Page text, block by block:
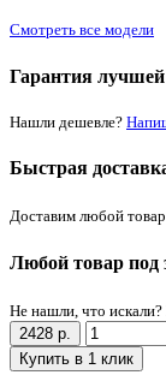
Смотреть все модели
Гарантия
Нашли дешевле?
Быстрая
Доставим любой
Любой товар под
Не нашли, что
2428 р.
Купить в 1 клик